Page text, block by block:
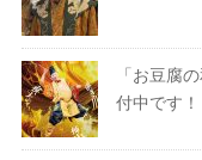
「お豆腐
付中です！